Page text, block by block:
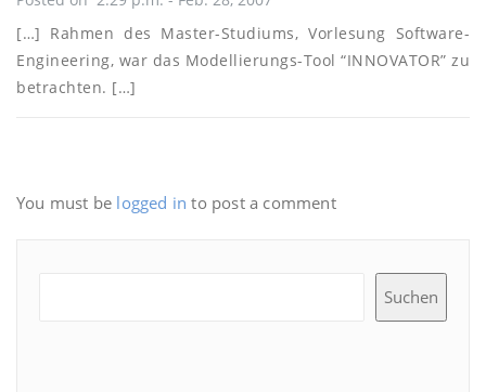
[…] Rahmen des Master-Studiums, Vorlesung Software-
Engineering, war das Modellierungs-Tool “INNOVATOR” zu
betrachten. […]
You must be logged in to post a comment
Suchen